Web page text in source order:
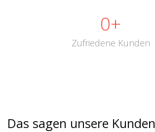
0+
Zufriedene Kunden
Das sagen unsere Kunden